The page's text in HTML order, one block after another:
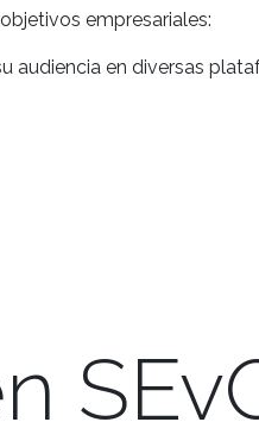
empresariales:
audiencia en diversas